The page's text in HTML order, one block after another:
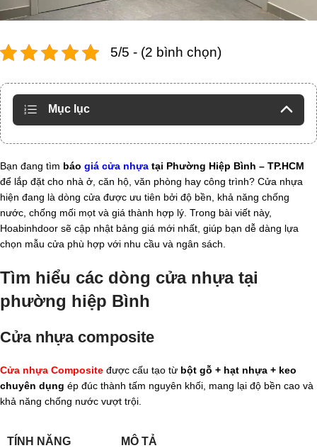
5/5 - (2 bình chọn)
Mục lục
Bạn đang tìm báo giá cửa nhựa tại Phường Hiệp Bình – TP.HCM
để lắp đặt cho nhà ở, căn hộ, văn phòng hay công trình? Cửa nhựa
hiện đang là dòng cửa được ưu tiên bởi độ bền, khả năng chống
nước, chống mối mọt và giá thành hợp lý. Trong bài viết này,
Hoabinhdoor sẽ cập nhật bảng giá mới nhất, giúp bạn dễ dàng lựa
chọn mẫu cửa phù hợp với nhu cầu và ngân sách.
Tìm hiểu các dòng cửa nhựa tại
phường hiệp Bình
Cửa nhựa composite
Cửa nhựa Composite được cấu tạo từ bột gỗ + hạt nhựa + keo
chuyên dụng ép đúc thành tấm nguyên khối, mang lại độ bền cao và
khả năng chống nước vượt trội.
TÍNH NĂNG MÔ TẢ